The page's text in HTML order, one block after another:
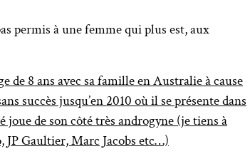
permis à une femme qui plus est, aux
de 8 ans avec sa famille en Australie à cause
succès jusqu’en 2010 où il se présente dans
joue de son côté très androgyne (je tiens à
JP Gaultier, Marc Jacobs etc…)